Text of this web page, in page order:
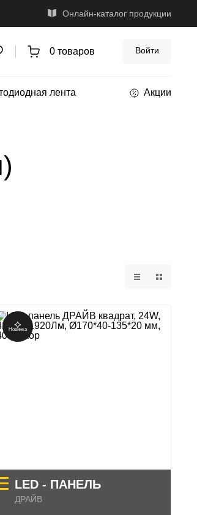
Онлайн-каталог продукции
0 товаров Войти
лента Акции
Новинка
LED - ПАНЕЛЬ
ДРАЙВ